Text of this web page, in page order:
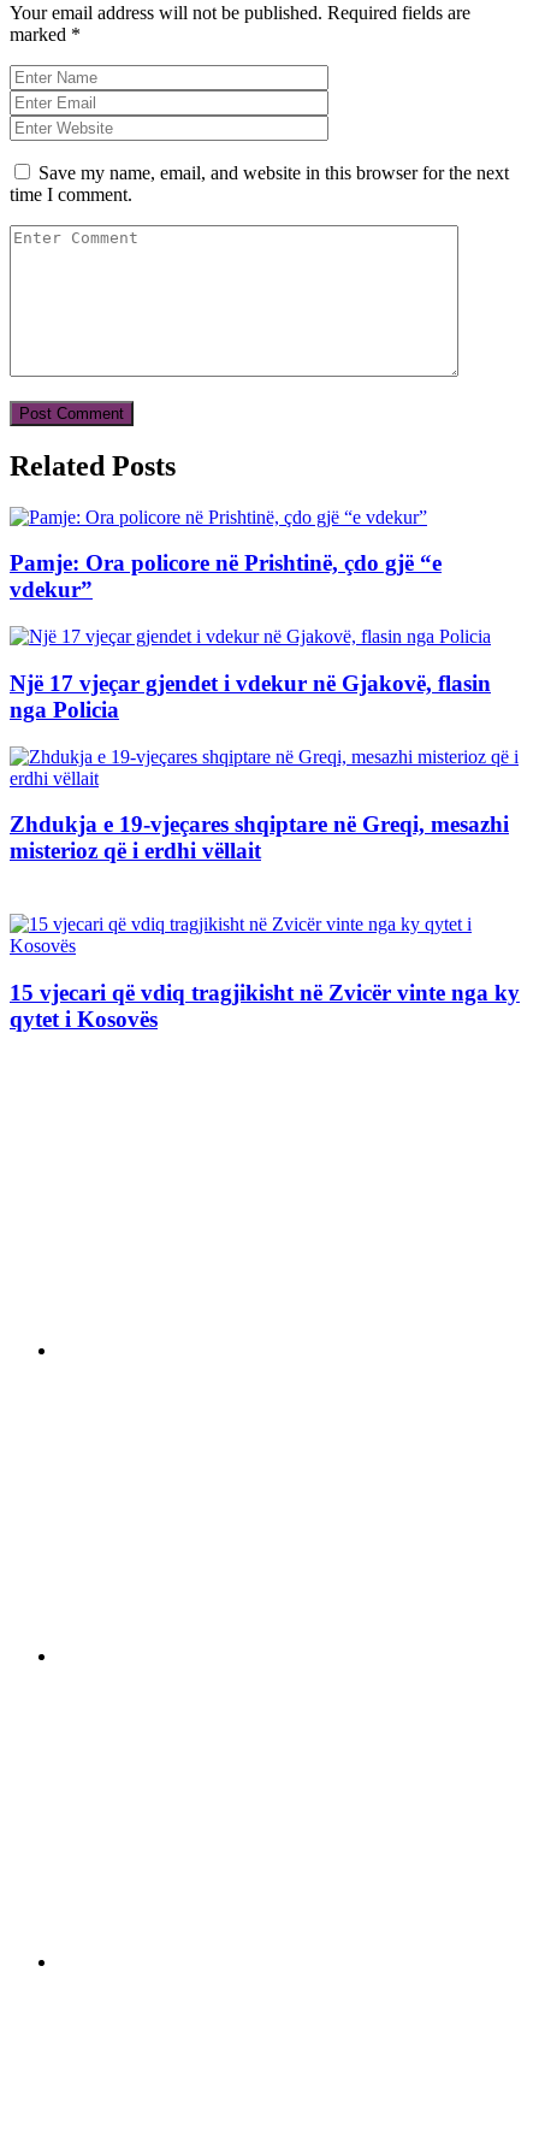
Your email address will not be published. Required fields are
marked *
Save my name, email, and website in this browser for the next
time I comment.
Related Posts
Pamje: Ora policore në Prishtinë, çdo gjë “e
vdekur”
Një 17 vjeçar gjendet i vdekur në Gjakovë, flasin
nga Policia
Zhdukja e 19-vjeçares shqiptare në Greqi, mesazhi
misterioz që i erdhi vëllait
15 vjecari që vdiq tragjikisht në Zvicër vinte nga ky
qytet i Kosovës